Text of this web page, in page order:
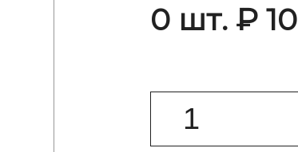
0 шт. ₽ 10